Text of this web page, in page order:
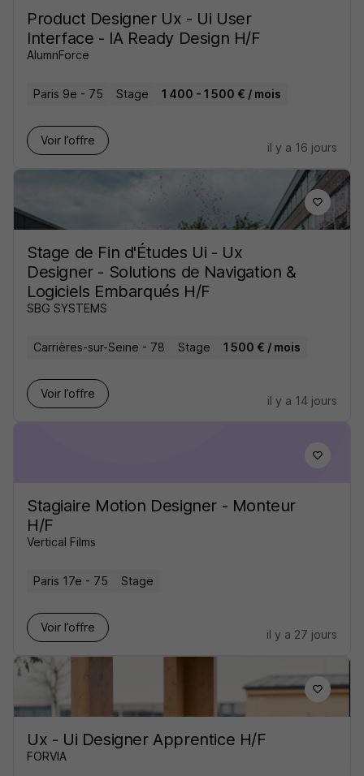
Product Designer Ux - Ui User
Interface - IA Ready Design H/F
AlumnForce
Paris 9e - 75 Stage 1 400 - 1 500 € / mois
Voir l’offre
il y a 16 jours
Stage de Fin d'Études Ui - Ux
Designer - Solutions de Navigation &
Logiciels Embarqués H/F
SBG SYSTEMS
Carrières-sur-Seine - 78 Stage 1 500 € / mois
Voir l’offre
il y a 14 jours
Stagiaire Motion Designer - Monteur
H/F
Vertical Films
Paris 17e - 75 Stage
Voir l’offre
il y a 27 jours
Ux - Ui Designer Apprentice H/F
FORVIA